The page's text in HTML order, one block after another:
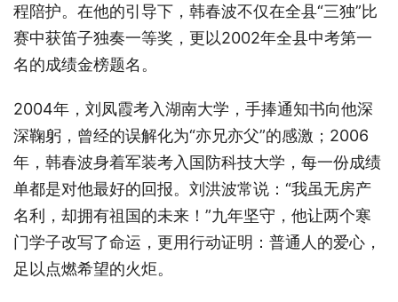
程陪护。在他的引导下，韩春波不仅在全县“三独”比
赛中获笛子独奏一等奖，更以2002年全县中考第一
名的成绩金榜题名。
2004年，刘凤霞考入湖南大学，手捧通知书向他深
深鞠躬，曾经的误解化为“亦兄亦父”的感激；2006
年，韩春波身着军装考入国防科技大学，每一份成绩
单都是对他最好的回报。刘洪波常说：“我虽无房产
名利，却拥有祖国的未来！”九年坚守，他让两个寒
门学子改写了命运，更用行动证明：普通人的爱心，
足以点燃希望的火炬。